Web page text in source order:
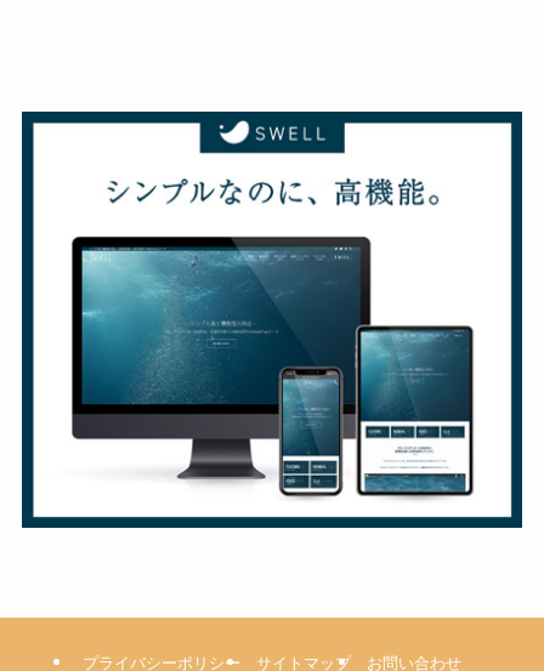
プライバシーポリシー サイトマップ お問い合わせ